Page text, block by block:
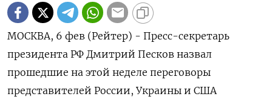
МОСКВА, 6 фев (Рейтер) - Пресс-секретарь
президента РФ Дмитрий Песков назвал
⁠прошедшие на этой неделе переговоры
представителей России, Украины и США